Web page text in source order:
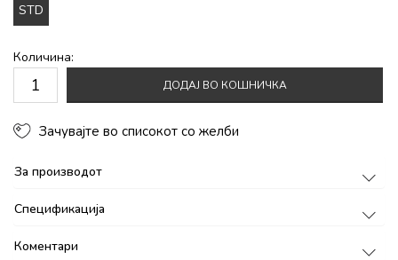
STD
Количина:
ДОДАЈ ВО КОШНИЧКА
Зачувајте во списокот со желби
За производот
Спецификација
Коментари